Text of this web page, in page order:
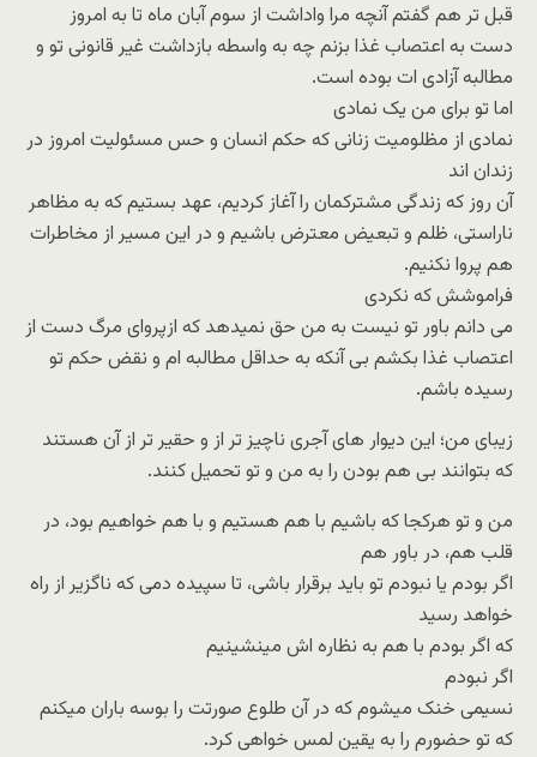
قبل تر هم گفتم آنچه مرا واداشت از سوم آبان ماه تا به امروز
دست به اعتصاب غذا بزنم چه به واسطه بازداشت غیر قانونی تو و
مطالبه آزادی ات بوده است.
اما تو برای من یک نمادی
نمادی از مظلومیت زنانی که حکم انسان و حس مسئولیت امروز در
زندان اند
آن روز که زندگی مشترکمان را آغاز کردیم، عهد بستیم که به مظاهر
ناراستی، ظلم و تبعیض معترض باشیم و در این مسیر از مخاطرات
هم پروا نکنیم.
فراموشش که نکردی
می دانم باور تو نیست به من حق نمیدهد که ازپروای مرگ دست از
اعتصاب غذا بکشم بی آنکه به حداقل مطالبه ام و نقض حکم تو
رسیده باشم.
زیبای من؛ این دیوار های آجری ناچیز تر از و حقیر تر از آن هستند
که بتوانند بی هم بودن را به من و تو تحمیل کنند.
من و تو هرکجا که باشیم با هم هستیم و با هم خواهیم بود، در
قلب هم، در باور هم
اگر بودم یا نبودم تو باید برقرار باشی، تا سپیده دمی که ناگزیر از راه
خواهد رسید
که اگر بودم با هم به نظاره اش مینشینیم
اگر نبودم
نسیمی خنک میشوم که در آن طلوع صورتت را بوسه باران میکنم
که تو حضورم را به یقین لمس خواهی کرد.